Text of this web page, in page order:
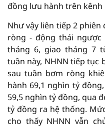
đồng lưu hành trên kênh
Như vậy liên tiếp 2
ròng - động thái
tháng 6, giao tháng 7
tuần này, NHNN tiếp tục
sau tuần bơm ròng
hành 69,1 nghìn tỷ
59,5 nghìn tỷ đồng, qua
tỷ đồng ra hệ thống.
cho thấy NHNN vẫn